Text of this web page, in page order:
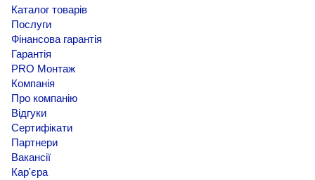
Каталог товарів
Послуги
Фінансова гарантія
Гарантія
PRO Монтаж
Компанія
Про компанію
Відгуки
Сертифікати
Партнери
Вакансії
Кар'єра